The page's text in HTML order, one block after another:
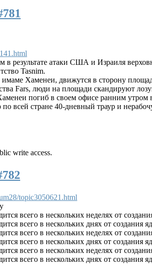
результате атаки США и Израиля
Tasnim.
Хаменеи, движутся в сторону
Fars, люди на площади скандируют
погиб в своем офисе ранним утром
по всей стране 40-дневный траур и
write access.
topic3050621.html
всего в нескольких неделях от
всего в нескольких днях от создания
всего в нескольких неделях от
всего в нескольких днях от создания
всего в нескольких неделях от
всего в нескольких днях от создания